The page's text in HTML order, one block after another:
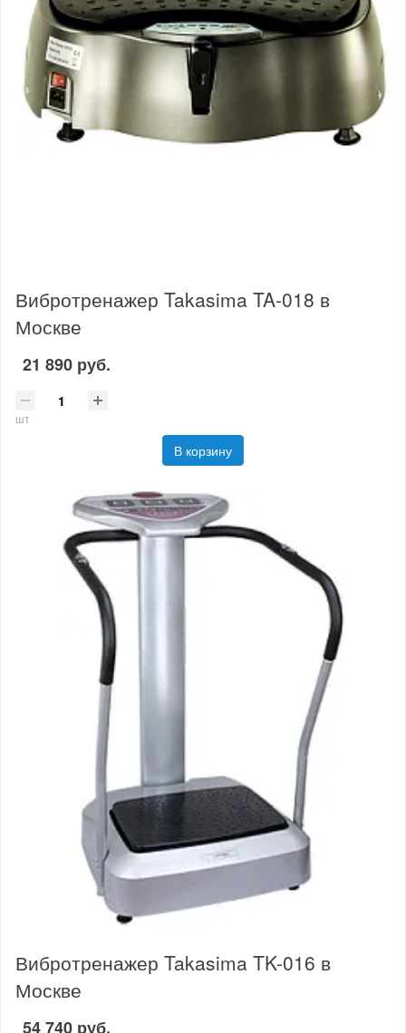
Вибротренажер Takasima TA-018 в
Москве
21 890 руб.
шт
В корзину
Вибротренажер Takasima TK-016 в
Москве
54 740 руб.